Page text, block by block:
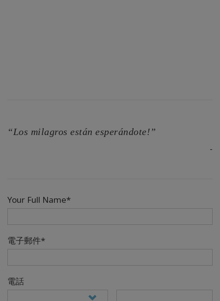
“Los milagros están esperándote!”
-
Your Full Name*
電子郵件*
電話